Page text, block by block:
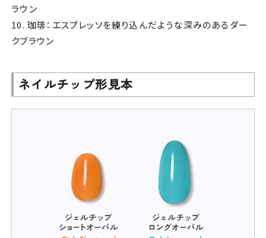
ラウン
10. 珈琲：エスプレッソを練り込んだような深みのあるダー
クブラウン
ネイルチップ形見本